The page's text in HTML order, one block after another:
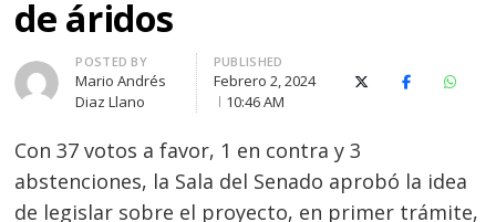
de áridos
Author
POSTED BY
Mario Andrés
Diaz Llano
PUBLISHED
Febrero 2, 2024
10:46 AM
X (Twitter)Facebook
Con 37 votos a favor, 1 en contra y 3
abstenciones, la Sala del Senado aprobó la idea
de legislar sobre el proyecto, en primer trámite,